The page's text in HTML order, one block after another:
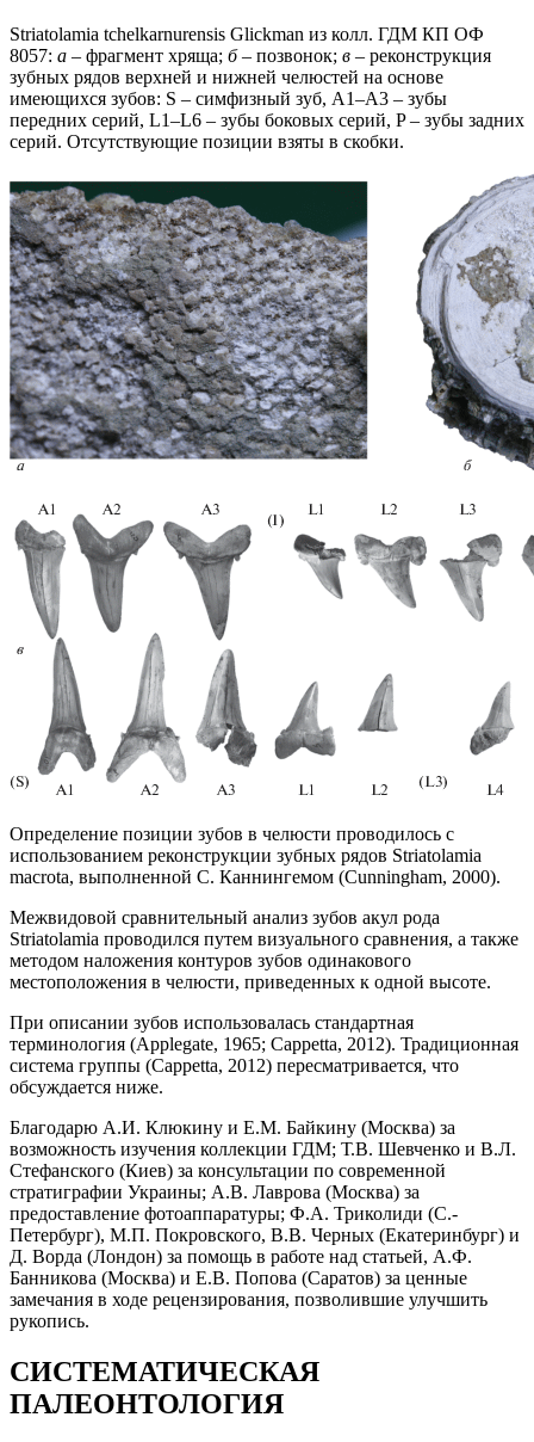
Striatolamia tchelkarnurensis Glickman из колл. ГДМ КП ОФ
8057: а – фрагмент хряща; б– позвонок; в – реконструкция
зубных рядов верхней и нижней челюстей на основе
имеющихся зубов: S – симфизный зуб, A1–A3 – зубы
передних серий, L1–L6 – зубы боковых серий, P – зубы задних
серий. Отсутствующие позиции взяты в скобки.
Определение позиции зубов в челюсти проводилось с
использованием реконструкции зубных рядов Striatolamia
macrota, выполненной C. Каннингемом (Cunningham, 2000).
Межвидовой сравнительный анализ зубов акул рода
Striatolamia проводился путем визуального сравнения, а также
методом наложения контуров зубов одинакового
местоположения в челюсти, приведенных к одной высоте.
При описании зубов использовалась стандартная
терминология (Applegate, 1965; Cappetta, 2012). Традиционная
система группы (Cappetta, 2012) пересматривается, что
обсуждается ниже.
Благодарю А.И. Клюкину и Е.М. Байкину (Москва) за
возможность изучения коллекции ГДМ; Т.В. Шевченко и В.Л.
Стефанского (Киев) за консультации по современной
стратиграфии Украины; А.В. Лаврова (Москва) за
предоставление фотоаппаратуры; Ф.A. Триколиди (С.-
Петербург), М.П. Покровского, В.В. Черных (Екатеринбург) и
Д. Ворда (Лондон) за помощь в работе над статьей, А.Ф.
Банникова (Москва) и Е.В. Попова (Саратов) за ценные
замечания в ходе рецензирования, позволившие улучшить
рукопись.
СИСТЕМАТИЧЕСКАЯ
ПАЛЕОНТОЛОГИЯ